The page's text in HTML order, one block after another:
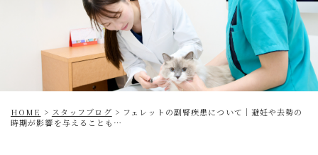
HOME > スタッフブログ > フェレットの副腎疾患について│避妊や去勢の
時期が影響を与えることも…